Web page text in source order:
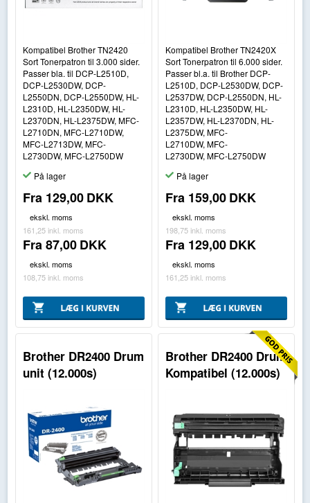
Kompatibel Brother TN2420
Sort Tonerpatron til 3.000 sider.
Passer bla. til DCP-L2510D,
DCP-L2530DW, DCP-
L2550DN, DCP-L2550DW, HL-
L2310D, HL-L2350DW, HL-
L2370DN, HL-L2375DW, MFC-
L2710DN, MFC-L2710DW,
MFC-L2713DW, MFC-
L2730DW, MFC-L2750DW
På lager
Fra 129,00DKK
ekskl. moms
161,25 inkl. moms
Fra87,00DKK
ekskl. moms
108,75 inkl. moms
Kompatibel Brother TN2420X
Sort Tonerpatron til 6.000 sider.
Passer bl.a. til Brother DCP-
L2510D, DCP-L2530DW, DCP-
L2537DW, DCP-L2550DN, HL-
L2310D, HL-L2350DW, HL-
L2357DW, HL-L2370DN, HL-
L2375DW, MFC-
L2710DW, MFC-
L2730DW, MFC-L2750DW
På lager
Fra 159,00DKK
ekskl. moms
198,75 inkl. moms
Fra 129,00DKK
ekskl. moms
161,25 inkl. moms
Brother DR2400 Drum
unit (12.000s)
Brother DR2400 Drum
Kompatibel (12.000s)